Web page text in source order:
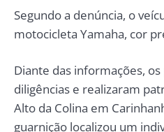
Segundo a denúncia, o
motocicleta Yamaha, cor
Diante das informações,
diligências e realizaram
Alto da Colina em
guarnição localizou um